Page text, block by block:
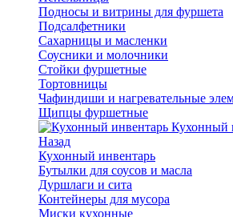
Подносы и витрины для фуршета
Подсалфетники
Сахарницы и масленки
Соусники и молочники
Стойки фуршетные
Тортовницы
Чафиндиши и нагревательные
Щипцы фуршетные
Кухонный
Назад
Кухонный инвентарь
Бутылки для соусов и масла
Дуршлаги и сита
Контейнеры для мусора
Миски кухонные